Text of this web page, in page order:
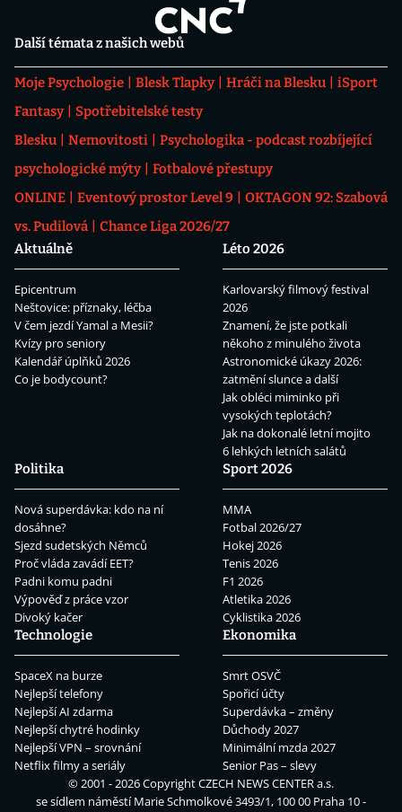
Další témata z našich webů
Moje Psychologie Blesk Tlapky Hráči na Blesku
iSport
Fantasy
Spotřebitelské testy
Blesku
Nemovitosti
Psychologika - podcast rozbíjející
psychologické mýty
Fotbalové přestupy
ONLINE
Eventový prostor Level 9
OKTAGON 92: Szabová
vs. Pudilová
Chance Liga 2026/27
Aktuálně
Epicentrum
Neštovice: příznaky, léčba
V čem jezdí Yamal a Mesii?
Kvízy pro seniory
Kalendář úplňků 2026
Co je bodycount?
Léto 2026
Karlovarský filmový festival
2026
Znamení, že jste potkali
někoho z minulého života
Astronomické úkazy 2026:
zatmění slunce a další
Jak obléci miminko při
vysokých teplotách?
Jak na dokonalé letní mojito
6 lehkých letních salátů
Politika
Nová superdávka: kdo na ní
dosáhne?
Sjezd sudetských Němců
Proč vláda zavádí EET?
Padni komu padni
Výpověď z práce vzor
Divoký kačer
Sport 2026
MMA
Fotbal 2026/27
Hokej 2026
Tenis 2026
F1 2026
Atletika 2026
Cyklistika 2026
Technologie
SpaceX na burze
Nejlepší telefony
Nejlepší AI zdarma
Nejlepší chytré hodinky
Nejlepší VPN – srovnání
Netflix filmy a seriály
Ekonomika
Smrt OSVČ
Spořicí účty
Superdávka – změny
Důchody 2027
Minimální mzda 2027
Senior Pas – slevy
© 2001 - 2026 CopyrightCZECH NEWS CENTER a.s.
se sídlem náměstí Marie Schmolkové 3493/1, 100 00 Praha 10 -